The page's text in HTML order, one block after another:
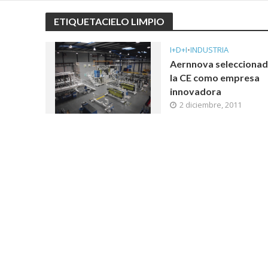
ETIQUETACIELO LIMPIO
I+D+I•INDUSTRIA
Aernnova
la CE como empresa
innovadora
2 diciembre, 2011